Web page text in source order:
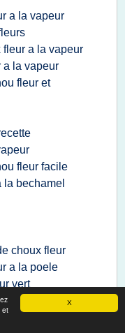
X
et
a la vapeur
fleur a la vapeur
a la vapeur
fleur et
fleur facile
la bechamel
choux fleur
a la poele
vert
frais
frais